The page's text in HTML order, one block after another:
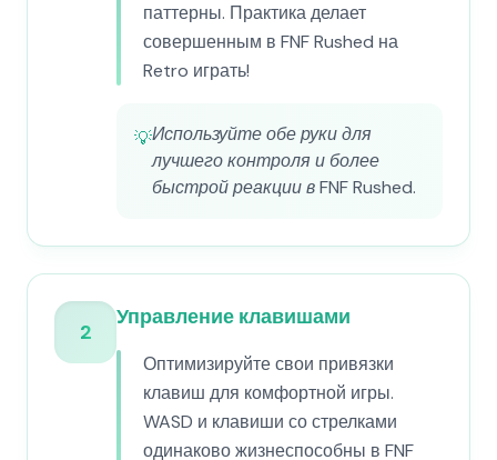
паттерны. Практика делает
совершенным в FNF Rushed на
Retro играть!
💡Используйте обе руки для
лучшего контроля и более
быстрой реакции в FNF Rushed.
2
Управление клавишами
Оптимизируйте свои привязки
клавиш для комфортной игры.
WASD и клавиши со стрелками
одинаково жизнеспособны в FNF